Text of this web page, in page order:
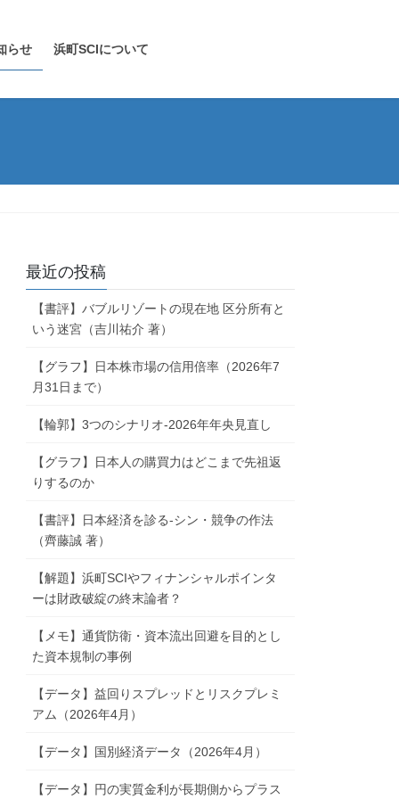
らせ 浜町SCIについて
最近の投稿
【書評】バブルリゾートの現在地 区分所有と
いう迷宮（吉川祐介 著）
【グラフ】日本株市場の信用倍率（2026年7
月31日まで）
【輪郭】3つのシナリオ-2026年年央見直し
【グラフ】日本人の購買力はどこまで先祖返
りするのか
【書評】日本経済を診る-シン・競争の作法
（齊藤誠 著）
【解題】浜町SCIやフィナンシャルポインタ
ーは財政破綻の終末論者？
【メモ】通貨防衛・資本流出回避を目的とし
た資本規制の事例
【データ】益回りスプレッドとリスクプレミ
アム（2026年4月）
【データ】国別経済データ（2026年4月）
【データ】円の実質金利が長期側からプラス